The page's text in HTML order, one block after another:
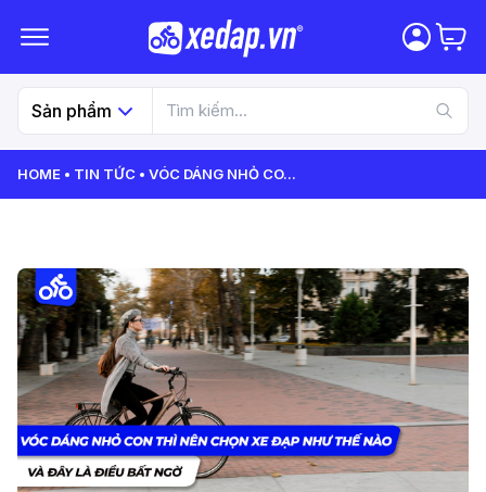
Sản phẩm
HOME TIN TỨC VÓC DÁNG NHỎ CO...